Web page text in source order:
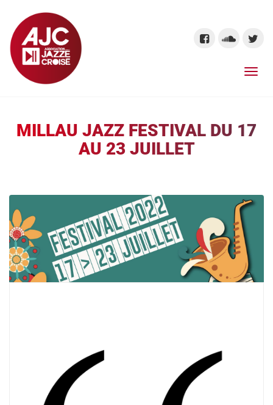
MILLAU JAZZ FESTIVAL DU 17
AU 23 JUILLET